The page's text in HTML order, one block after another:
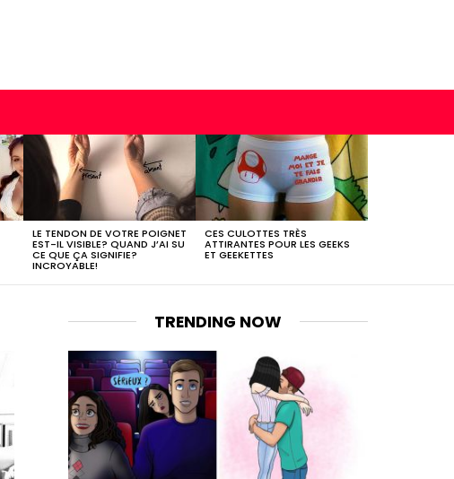
LE TENDON DE VOTRE POIGNET
EST-IL VISIBLE? QUAND J’AI SU
CE QUE ÇA SIGNIFIE?
INCROYABLE!
CES CULOTTES TRÈS
ATTIRANTES POUR LES GEEKS
ET GEEKETTES
TRENDING NOW